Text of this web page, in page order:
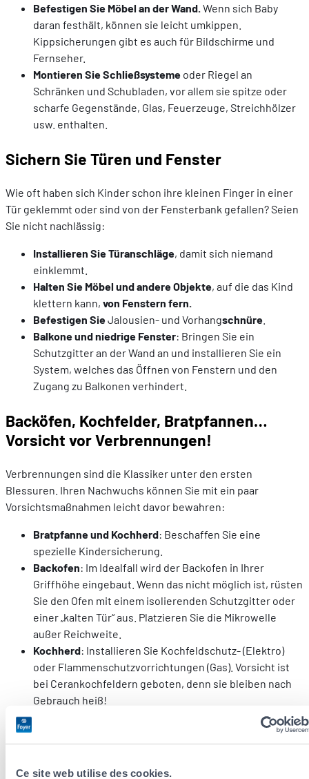
Ce site web utilise des cookies.
Befestigen Sie Möbel an der Wand.Wenn sich Baby
daran festhält, können sie leicht umkippen.
Kippsicherungen gibt es auch für Bildschirme und
Fernseher.
Montieren Sie Schließsysteme oder Riegel an
Schränken und Schubladen, vor allem sie spitze oder
scharfe Gegenstände, Glas, Feuerzeuge, Streichhölzer
usw. enthalten.
Sichern Sie Türen und Fenster
Wie oft haben sich Kinder schon ihre kleinen Finger in einer
Tür geklemmt oder sind von der Fensterbank gefallen? Seien
Sie nicht nachlässig:
Installieren Sie Türanschläge, damit sich niemand
einklemmt.
Halten Sie Möbel und andere Objekte, auf die das Kind
klettern kann, von Fenstern fern.
Befestigen SieJalousien- und Vorhangschnüre
Balkone und niedrige Fenster: Bringen Sie ein
Schutzgitter an der Wand an und installieren Sie ein
System, welches das Öffnen von Fenstern und den
Zugang zu Balkonen verhindert.
Backöfen, Kochfelder, Bratpfannen…
Vorsicht vor Verbrennungen!
Verbrennungen sind die Klassiker unter den ersten
Blessuren. Ihren Nachwuchs können Sie mit ein paar
Vorsichtsmaßnahmen leicht davor bewahren:
Bratpfanne und Kochherd: Beschaffen Sie eine
spezielle Kindersicherung.
Backofen: Im Idealfall wird der Backofen in Ihrer
Griffhöhe eingebaut. Wenn das nicht möglich ist, rüsten
Sie den Ofen mit einem isolierenden Schutzgitter oder
einer „kalten Tür“ aus. Platzieren Sie die Mikrowelle
außer Reichweite.
Kochherd: Installieren Sie Kochfeldschutz- (Elektro)
oder Flammenschutzvorrichtungen (Gas). Vorsicht ist
bei Cerankochfeldern geboten, denn sie bleiben nach
Gebrauch heiß!
: Montieren Sie Mischbatterien, die die
Steckdosen: Bevorzugen Sie Dosen mit